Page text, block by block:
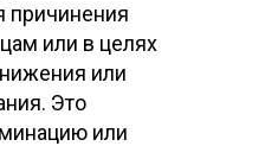
причинения
или в целях
или
Это
или